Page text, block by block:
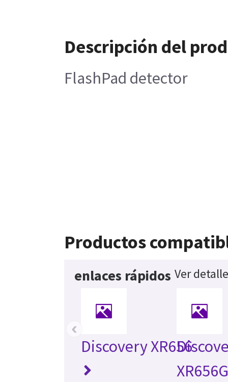
Descripción del
FlashPad detector
Productos
enlaces rápidos Ver
Discovery XR656
‹